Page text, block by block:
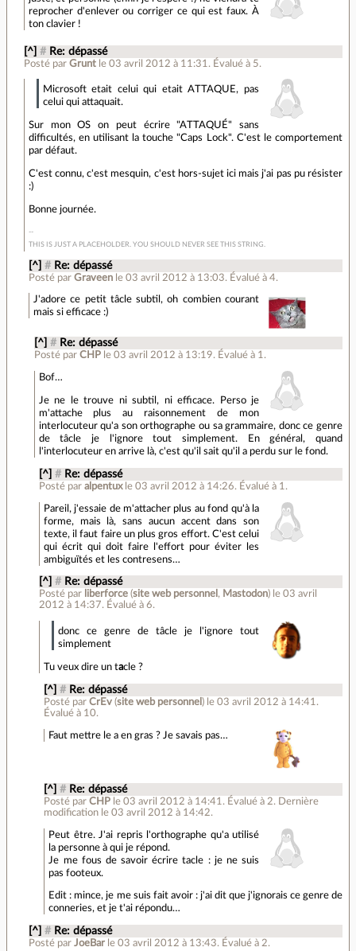
reprocher d'enlever ou corriger ce qui est faux. À
ton clavier !
[^] # Re: dépassé
Posté par Grunt le 03 avril 2012 à 11:31 . Évalué à 5.
Microsoft etait celui qui etait ATTAQUE, pas
celui qui attaquait.
Sur mon OS on peut écrire "ATTAQUÉ" sans
difficultés, en utilisant la touche "Caps Lock". C'est le comportement
par défaut.
C'est connu, c'est mesquin, c'est hors-sujet ici mais j'ai pas pu résister
:)
Bonne journée.
THIS IS JUST A PLACEHOLDER. YOU SHOULD NEVER SEE THIS STRING.
[^] # Re: dépassé
Posté parGraveen le 03 avril 2012 à 13:03. Évalué à4.
J'adore ce petit tâcle subtil, oh combien courant
mais si efficace :)
[^] # Re: dépassé
Posté par CHP le 03 avril 2012 à 13:19. Évalué à 1 .
Bof…
Je ne le trouve ni subtil, ni efficace. Perso je
m'attache plus au raisonnement de mon
interlocuteur qu'a son orthographe ou sa grammaire, donc ce genre
de tâcle je l'ignore tout simplement. En général, quand
l'interlocuteur en arrive là, c'est qu'il sait qu'il a perdu sur le fond.
[^] # Re: dépassé
Posté par alpentux le 03 avril 2012 à 14:26. Évalué à 1 .
Pareil, j'essaie de m'attacher plus au fond qu'à la
forme, mais là, sans aucun accent dans son
texte, il faut faire un plus gros effort. C'est celui
qui écrit qui doit faire l'effort pour éviter les
ambiguïtés et les contresens…
[^] # Re: dépassé
Posté par liberforce(site web personnel , Mastodon) le 03 avril
2012 à 14:37. Évalué à 6.
donc ce genre de tâcle je l'ignore tout
simplement
Tu veux dire un tacle ?
[^] # Re: dépassé
Posté parCrEv (site web personnel ) le 03 avril 2012 à 14:41 .
Évalué à 10.
Faut mettre le a en gras ? Je savais pas…
[^] # Re: dépassé
Posté parCHP le 03 avril 2012 à 14:41 . Évalué à 2. Dernière
modification le 03 avril 2012 à 14:42.
Peut être. J'ai repris l'orthographe qu'a utilisé
la personne à qui je répond.
Je me fous de savoir écrire tacle : je ne suis
pas footeux.
Edit : mince, je me suis fait avoir : j'ai dit que j'ignorais ce genre de
conneries, et je t'ai répondu…
[^] # Re: dépassé
Posté parJoeBar le 03 avril 2012 à 13:43. Évalué à 2.